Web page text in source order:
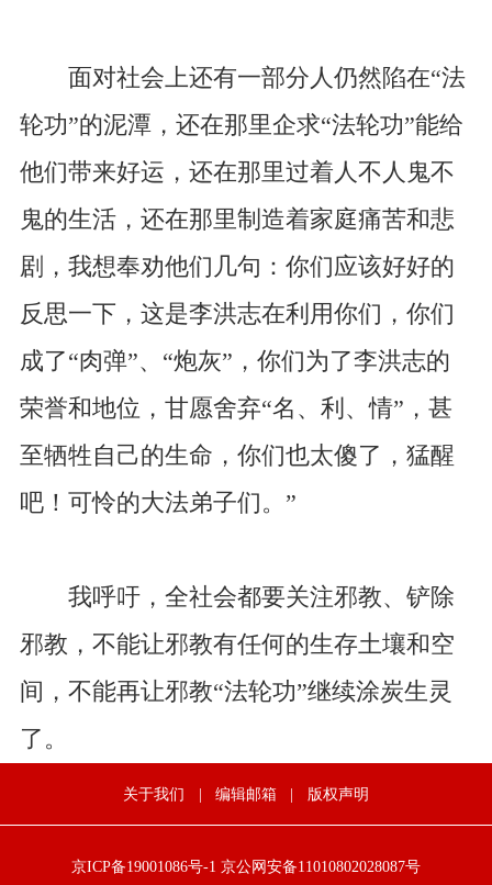
面对社会上还有一部分人仍然陷在“法
轮功”的泥潭，还在那里企求“法轮功”能给
他们带来好运，还在那里过着人不人鬼不
鬼的生活，还在那里制造着家庭痛苦和悲
剧，我想奉劝他们几句：你们应该好好的
反思一下，这是李洪志在利用你们，你们
成了“肉弹”、“炮灰”，你们为了李洪志的
荣誉和地位，甘愿舍弃“名、利、情”，甚
至牺牲自己的生命，你们也太傻了，猛醒
吧！可怜的大法弟子们。”
我呼吁，全社会都要关注邪教、铲除
邪教，不能让邪教有任何的生存土壤和空
间，不能再让邪教“法轮功”继续涂炭生灵
了。
关于我们 | 编辑邮箱 | 版权声明
京ICP备19001086号-1 京公网安备11010802028087号